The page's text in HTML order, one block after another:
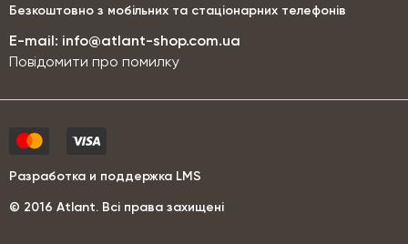
Безкоштовно з мобільних та стаціонарних телефонів
E-mail: info@atlant-shop.com.ua
Повідомити про помилку
© 2016 Аtlant. Всі права захищені
Разработка и поддержка LMS